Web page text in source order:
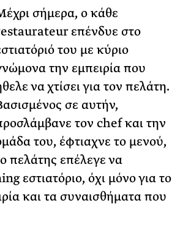
σήμερα, ο κάθε
επένδυε στο
του με κύριο
την εμπειρία που
να χτίσει για τον πελάτη.
σε αυτήν,
τον chef και την
του, έφτιαχνε το μενού,
πελάτης επέλεγε να
εστιατόριο, όχι μόνο για το
και τα συναισθήματα που